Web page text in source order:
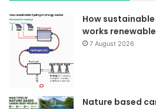
How
works
7 August 2026
Nature based